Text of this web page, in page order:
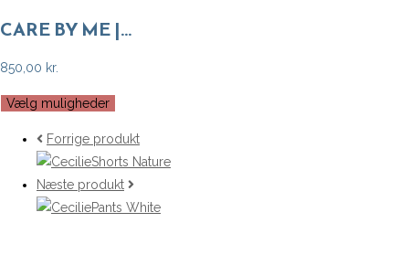
CARE BY ME |…
850,00 kr.
Vælg muligheder
Forrige produkt
Næste produkt